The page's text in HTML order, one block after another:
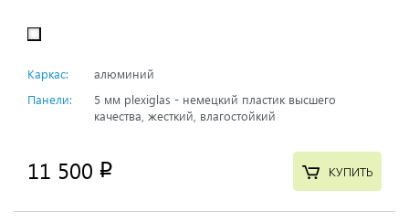
Каркас:
алюминий
Панели:
5 мм plexiglas - немецкий пластик высшего
качества, жесткий, влагостойкий
11 500 p КУПИТЬ